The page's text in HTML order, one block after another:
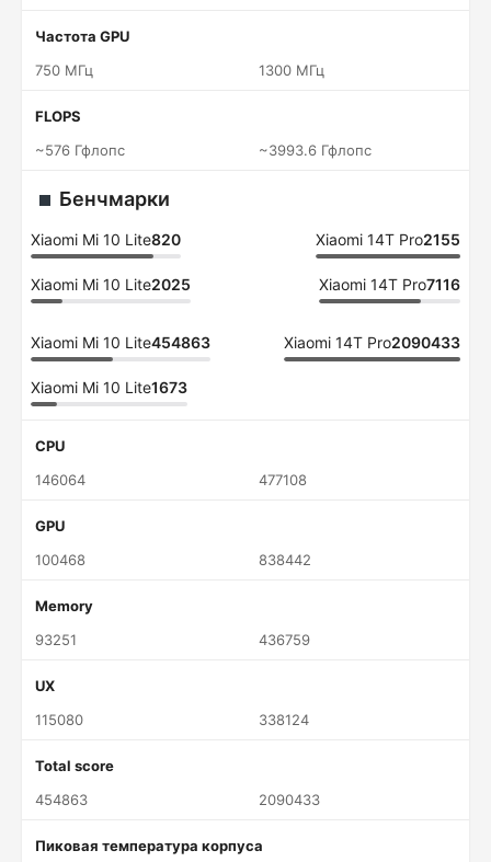
Частота GPU
750 МГц
1300 МГц
FLOPS
~576 Гфлопс
~3993.6 Гфлопс
Бенчмарки
Xiaomi Mi 10 Lite820 Xiaomi 14T Pro2155
Xiaomi Mi 10 Lite2025 Xiaomi 14T Pro7116
Xiaomi Mi 10 Lite454863 Xiaomi 14T Pro2090433
Xiaomi Mi 10 Lite1673
CPU
146064
477108
GPU
100468
838442
Memory
93251
436759
UX
115080
338124
Total score
454863
2090433
Пиковая температура корпуса